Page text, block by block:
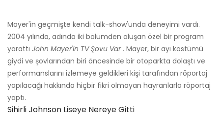
Mayer'in geçmişte kendi talk-show'unda deneyimi vardı.
2004 yılında, adında iki bölümden oluşan özel bir program
yarattı John Mayer'in TV Şovu Var. Mayer, bir ayı kostümü
giydi ve şovlarından biri öncesinde bir otoparkta dolaştı ve
performanslarını izlemeye geldikleri kişi tarafından röportaj
yapılacağı hakkında hiçbir fikri olmayan hayranlarla röportaj
yaptı.
Sihirli Johnson Liseye Nereye Gitti